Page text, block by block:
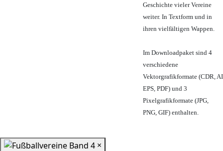
Geschichte vieler Vereine
weiter. In Textform und in
ihren vielfältigen Wappen.
Im Downloadpaket sind 4
verschiedene
Vektorgrafikformate (CDR, AI
EPS, PDF) und 3
Pixelgrafikformate (JPG,
PNG, GIF) enthalten.
×